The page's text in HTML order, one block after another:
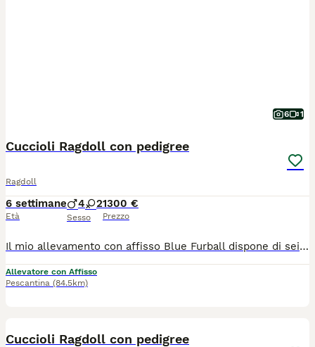
6 1
Cuccioli Ragdoll con pedigree
Ragdoll
6 settimane
Età
4 2
Sesso
1300 €
Prezzo
Il mio allevamento con affisso Blue Furball dispone di sei meravigliosi cuccioli di Ragdoll seal point and white bicolour nati il 21/06/2026 Sono 2 femmine e 4 maschi che saranno ceduti al compimento del loro terzo mese con pedigree Afef, microchip, doppia vaccinazione, sverminazione, libretto sanitario, passaggio di proprietà e kit di partenza. Entrambi i genitori sono stati sottoposti a test genetici per confermare l'assenza di geni per cardiomiopatia ipertrofica (HCM), malattia renale policistica (PKD), virus dell'immunodeficienza felina (FIV), virus della leucemia felina (FeLV) e verrà consegnata ai nuovi proprietari copia di tali test e il certificato di buona salute. I cuccioli crescono in ambiente domestico, a contatto con la famiglia, per favorire un carattere dolce, equilibrato e socievole, tipico della razza. Per info, ulteriori foto o visite contattarmi tramite whatsapp 3485656123
Allevatore con Affisso
Pescantina (84.5km)
Cuccioli Ragdoll con pedigree